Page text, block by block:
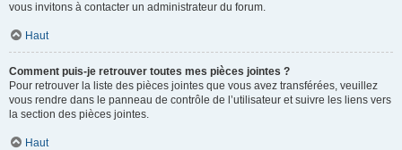
vous invitons à contacter un administrateur du forum.
Haut
Comment puis-je retrouver toutes mes pièces jointes ?
Pour retrouver la liste des pièces jointes que vous avez transférées, veuillez
vous rendre dans le panneau de contrôle de l’utilisateur et suivre les liens vers
la section des pièces jointes.
Haut